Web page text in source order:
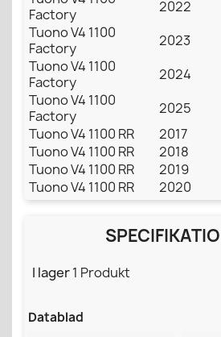
Factory
2022
Tuono V4 1100
Factory
2023
Tuono V4 1100
Factory
2024
Tuono V4 1100
Factory
2025
Tuono V4 1100 RR
2017
Tuono V4 1100 RR
2018
Tuono V4 1100 RR
2019
Tuono V4 1100 RR
2020
I lager1 Produkt
Datablad